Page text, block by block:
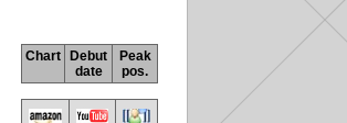
Chart
Debut
date
Peak
pos.